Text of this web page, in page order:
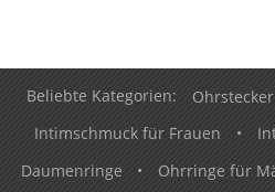
Beliebte Kategorien:
Intimschmuck für Frauen
•
Daumenringe
• Ohrringe für